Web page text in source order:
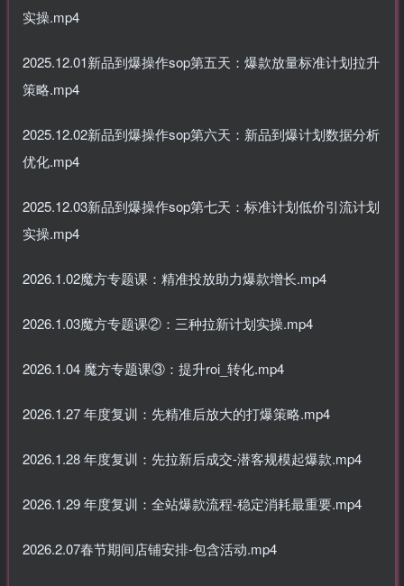
实操.mp4
2025.12.01新品到爆操作sop第五天：爆款放量标准计划拉升
策略.mp4
2025.12.02新品到爆操作sop第六天：新品到爆计划数据分析
优化.mp4
2025.12.03新品到爆操作sop第七天：标准计划低价引流计划
实操.mp4
2026.1.02魔方专题课：精准投放助力爆款增长.mp4
2026.1.03魔方专题课②：三种拉新计划实操.mp4
2026.1.04 魔方专题课③：提升roi_转化.mp4
2026.1.27 年度复训：先精准后放大的打爆策略.mp4
2026.1.28 年度复训：先拉新后成交-潜客规模起爆款.mp4
2026.1.29 年度复训：全站爆款流程-稳定消耗最重要.mp4
2026.2.07春节期间店铺安排-包含活动.mp4